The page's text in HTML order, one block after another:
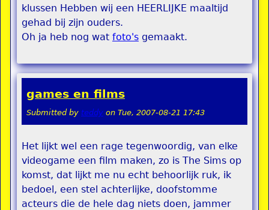
klussen Hebben wij een HEERLIJKE maaltijd
gehad bij zijn ouders.
Oh ja heb nog wat foto's gemaakt.
games en films
Submitted by teddy on Tue, 2007-08-21 17:43
Het lijkt wel een rage tegenwoordig, van elke
videogame een film maken, zo is The Sims op
komst, dat lijkt me nu echt behoorlijk ruk, ik
bedoel, een stel achterlijke, doofstomme
acteurs die de hele dag niets doen, jammer